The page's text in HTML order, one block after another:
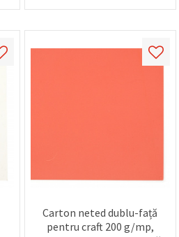
Carton neted dublu-față
pentru craft 200 g/mp,